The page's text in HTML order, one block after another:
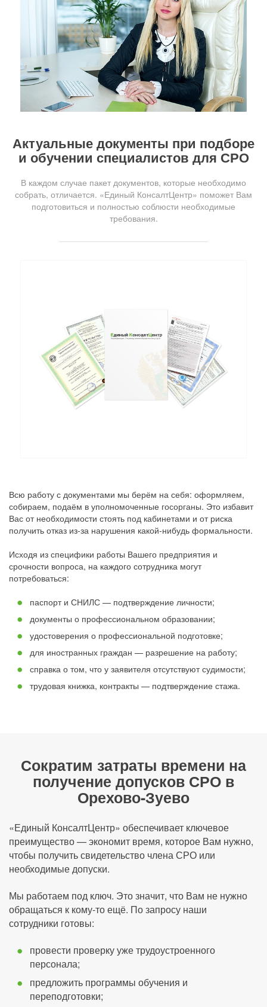
Актуальные документы при подборе
и обучении специалистов для СРО
В каждом случае пакет документов, которые необходимо
собрать, отличается. «Единый КонсалтЦентр» поможет Вам
подготовиться и полностью соблюсти необходимые
требования.
Всю работу с документами мы берём на себя: оформляем,
собираем, подаём в уполномоченные госорганы. Это избавит
Вас от необходимости стоять под кабинетами и от риска
получить отказ из-за нарушения какой-нибудь формальности.
Исходя из специфики работы Вашего предприятия и
срочности вопроса, на каждого сотрудника могут
потребоваться:
паспорт и СНИЛС — подтверждение личности;
документы о профессиональном образовании;
удостоверения о профессиональной подготовке;
для иностранных граждан — разрешение на работу;
справка о том, что у заявителя отсутствуют судимости;
трудовая книжка, контракты — подтверждение стажа.
Сократим затраты времени на
получение допусков СРО в
Орехово-Зуево
«Единый КонсалтЦентр» обеспечивает ключевое
преимущество — экономит время, которое Вам нужно,
чтобы получить свидетельство члена СРО или
необходимые допуски.
Мы работаем под ключ. Это значит, что Вам не нужно
обращаться к кому-то ещё. По запросу наши
сотрудники готовы:
провести проверку уже трудоустроенного
персонала;
предложить программы обучения и
переподготовки;